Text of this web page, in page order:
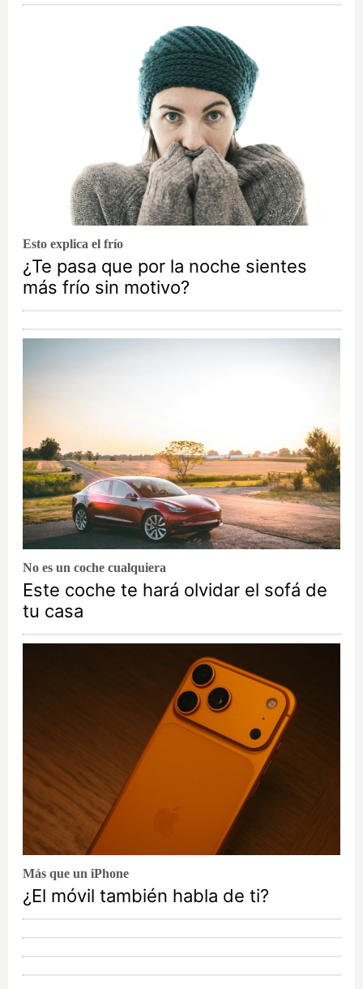
Esto explica el frío
¿Te pasa que por la noche sientes
más frío sin motivo?
No es un coche cualquiera
Este coche te hará olvidar el sofá de
tu casa
Más que un iPhone
¿El móvil también habla de ti?